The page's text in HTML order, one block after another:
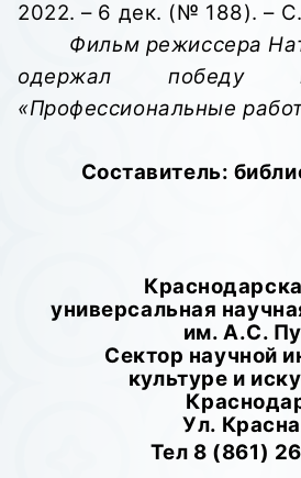
2022. – 6 дек. (№ 188). –
Фильм режиссера
одержал победу
«Профессиональные
Составитель:
универсальная
им. А.С.
Сектор научной
культуре и
Ул.
Тел 8 (861)